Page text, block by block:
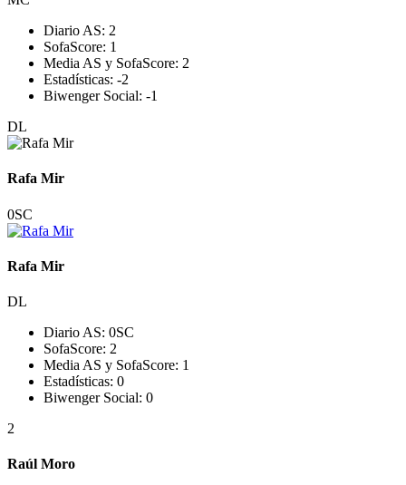
Diario AS: 2
SofaScore: 1
Media AS y SofaScore: 2
Estadísticas: -2
Biwenger Social: -1
DL
Rafa Mir
0SC
Rafa Mir
DL
Diario AS: 0SC
SofaScore: 2
Media AS y SofaScore: 1
Estadísticas: 0
Biwenger Social: 0
2
Raúl Moro